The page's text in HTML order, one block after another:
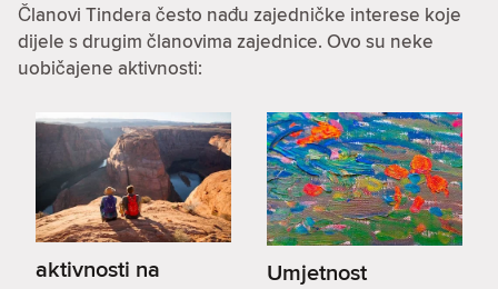
Članovi Tindera često nađu zajedničke interese koje
dijele s drugim članovima zajednice. Ovo su neke
uobičajene aktivnosti:
aktivnosti na
Umjetnost